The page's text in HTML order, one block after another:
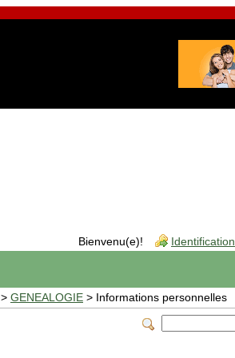
Bienvenu(e)! Identification
> GENEALOGIE > Informations personnelles